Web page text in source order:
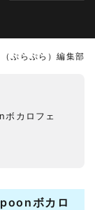
ぷらぷら）編集部
ボカロフェ
ボカロ